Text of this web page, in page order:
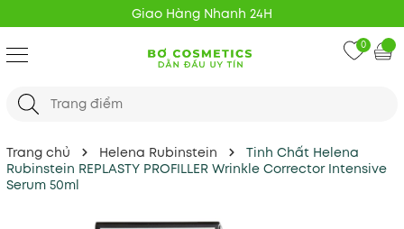
Giao Hàng Nhanh 24H
0
Trang chủ Helena Rubinstein
Tinh Chất Helena
Rubinstein REPLASTY PROFILLER Wrinkle Corrector Intensive
Serum 50ml